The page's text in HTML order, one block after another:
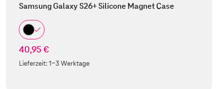
Samsung Galaxy S26+ Silicone Magnet Case
40,95 €
Lieferzeit:1-3 Werktage